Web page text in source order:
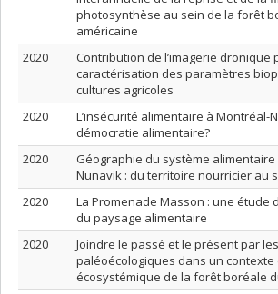
photosynthèse au sein de la forêt
américaine
2020
Contribution de l’imagerie dronique
caractérisation des paramètres
cultures agricoles
2020
L’insécurité alimentaire à Montréal-
démocratie alimentaire?
2020
Géographie du système alimentaire
Nunavik : du territoire nourricier au
2020
La Promenade Masson : une étude
du paysage alimentaire
2020
Joindre le passé et le présent par
paléoécologiques dans un contexte
écosystémique de la forêt boréale